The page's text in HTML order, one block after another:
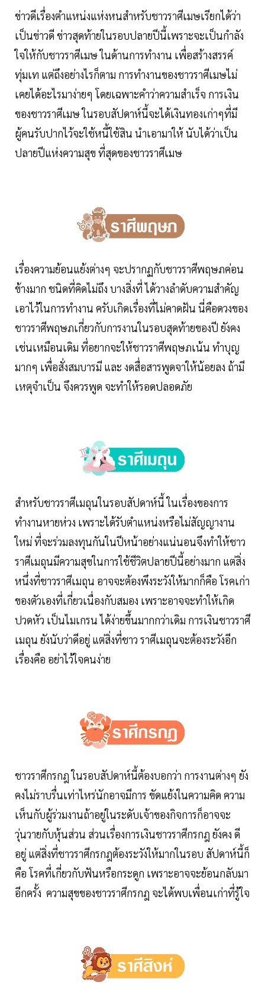
ข่าวดีเรื่องตำแหน่งแห่งหนสำหรับชาวราศีเมษเรียกได้ว่า
เป็นข่าวดี ข่าวสุดท้ายในรอบปลายปีนี้เพราะจะเป็นกำลัง
ใจให้กับชาวราศีเมษ ในด้านการทำงาน เพื่อสร้างสรรค์
ทุ่มเท แต่ถึงอย่างไรก็ตาม การทำงานของชาวราศีเมษไม่
เคยได้อะไรมาง่ายๆ โดยเฉพาะคำว่าความสำเร็จ การเงิน
ของชาวราศีเมษ ในรอบสัปดาห์นี้จะได้เงินทองเก่าๆที่มี
ผู้คนรับปากไว้จะใช้หนี้ใช้สิน นำเอามาให้ นับได้ว่าเป็น
ปลายปีแห่งความสุข ที่สุดของชาวราศีเมษ
เรื่องความย้อนแย้งต่างๆ จะปรากฏกับชาวราศีพฤษภค่อน
ข้างมาก ชนิดที่คิดไม่ถึง บางสิ่งที่ ได้วางลำดับความสำคัญ
เอาไว้ในการทำงาน ครับเกิดเรื่องที่ไม่คาดฝัน นี่คือดวงของ
ชาวราศีพฤษภเกี่ยวกับการงานในรอบสุดท้ายของปี ยังคง
เช่นเหมือนเดิม ที่อยากจะให้ชาวราศีพฤษภเน้น ทำบุญ
มากๆ เพื่อสั่งสมบารมี และ งดสื่อสารพูดจาให้น้อยลง ถ้ามี
เหตุจำเป็น จึงควรพูด จะทำให้รอดปลอดภัย
สำหรับชาวราศีเมถุนในรอบสัปดาห์นี้ ในเรื่องของการ
ทำงานหายห่วง เพราะได้รับตำแหน่งหรือไม่สัญญางาน
ใหม่ ที่จะร่วมลงทุนกันในปีหน้าอย่างแน่นอนจึงทำให้ชาว
ราศีเมถุนมีความสุขในการใช้ชีวิตปลายปีนี้อย่างมาก แต่สิ่ง
หนึ่งที่ชาวราศีเมถุน อาจจะต้องพึงระวังให้มากก็คือ โรคเก่า
ของตัวเองที่เกี่ยวเนื่องกับสมอง เพราะอาจจะทำให้เกิด
ปวดหัว เป็นไมเกรน ได้ง่ายขึ้นมากกว่าเดิม การเงินชาวราศี
เมถุน ยังนับว่าดีอยู่ แต่สิ่งที่ชาว ราศีเมถุนจะต้องระวังอีก
เรื่องคือ อย่าไว้ใจคนง่าย
ชาวราศีกรกฎ ในรอบสัปดาห์นี้ต้องบอกว่า การงานต่างๆ ยัง
คงไม่ราบรื่นเท่าไหร่นักอาจมีการ ขัดแย้งในความคิด ความ
เห็นกับผู้ร่วมงานถ้าอยู่ในระดับเจ้าของกิจการก็อาจจะ
วุ่นวายกับหุ้นส่วน ส่วนเรื่องการเงินชาวราศีกรกฎ ยังคง ดี
อยู่ แต่สิ่งที่ชาวราศีกรกฎต้องระวังให้มากในรอบ สัปดาห์นี้ก็
คือ โรคที่เกี่ยวกับฟันหรือกระดูก เพราะอาจจะย้อนกลับมา
อีกครั้ง ความสุขของชาวราศีกรกฎ จะได้พบเพื่อนเก่าที่รู้ใจ